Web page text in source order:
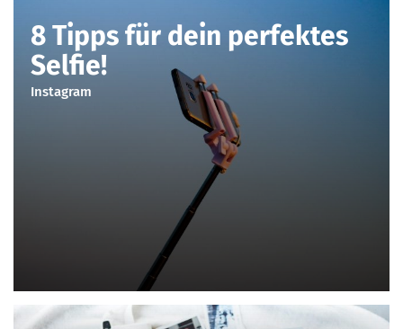
8 Tipps für dein perfektes
Selfie!
Instagram